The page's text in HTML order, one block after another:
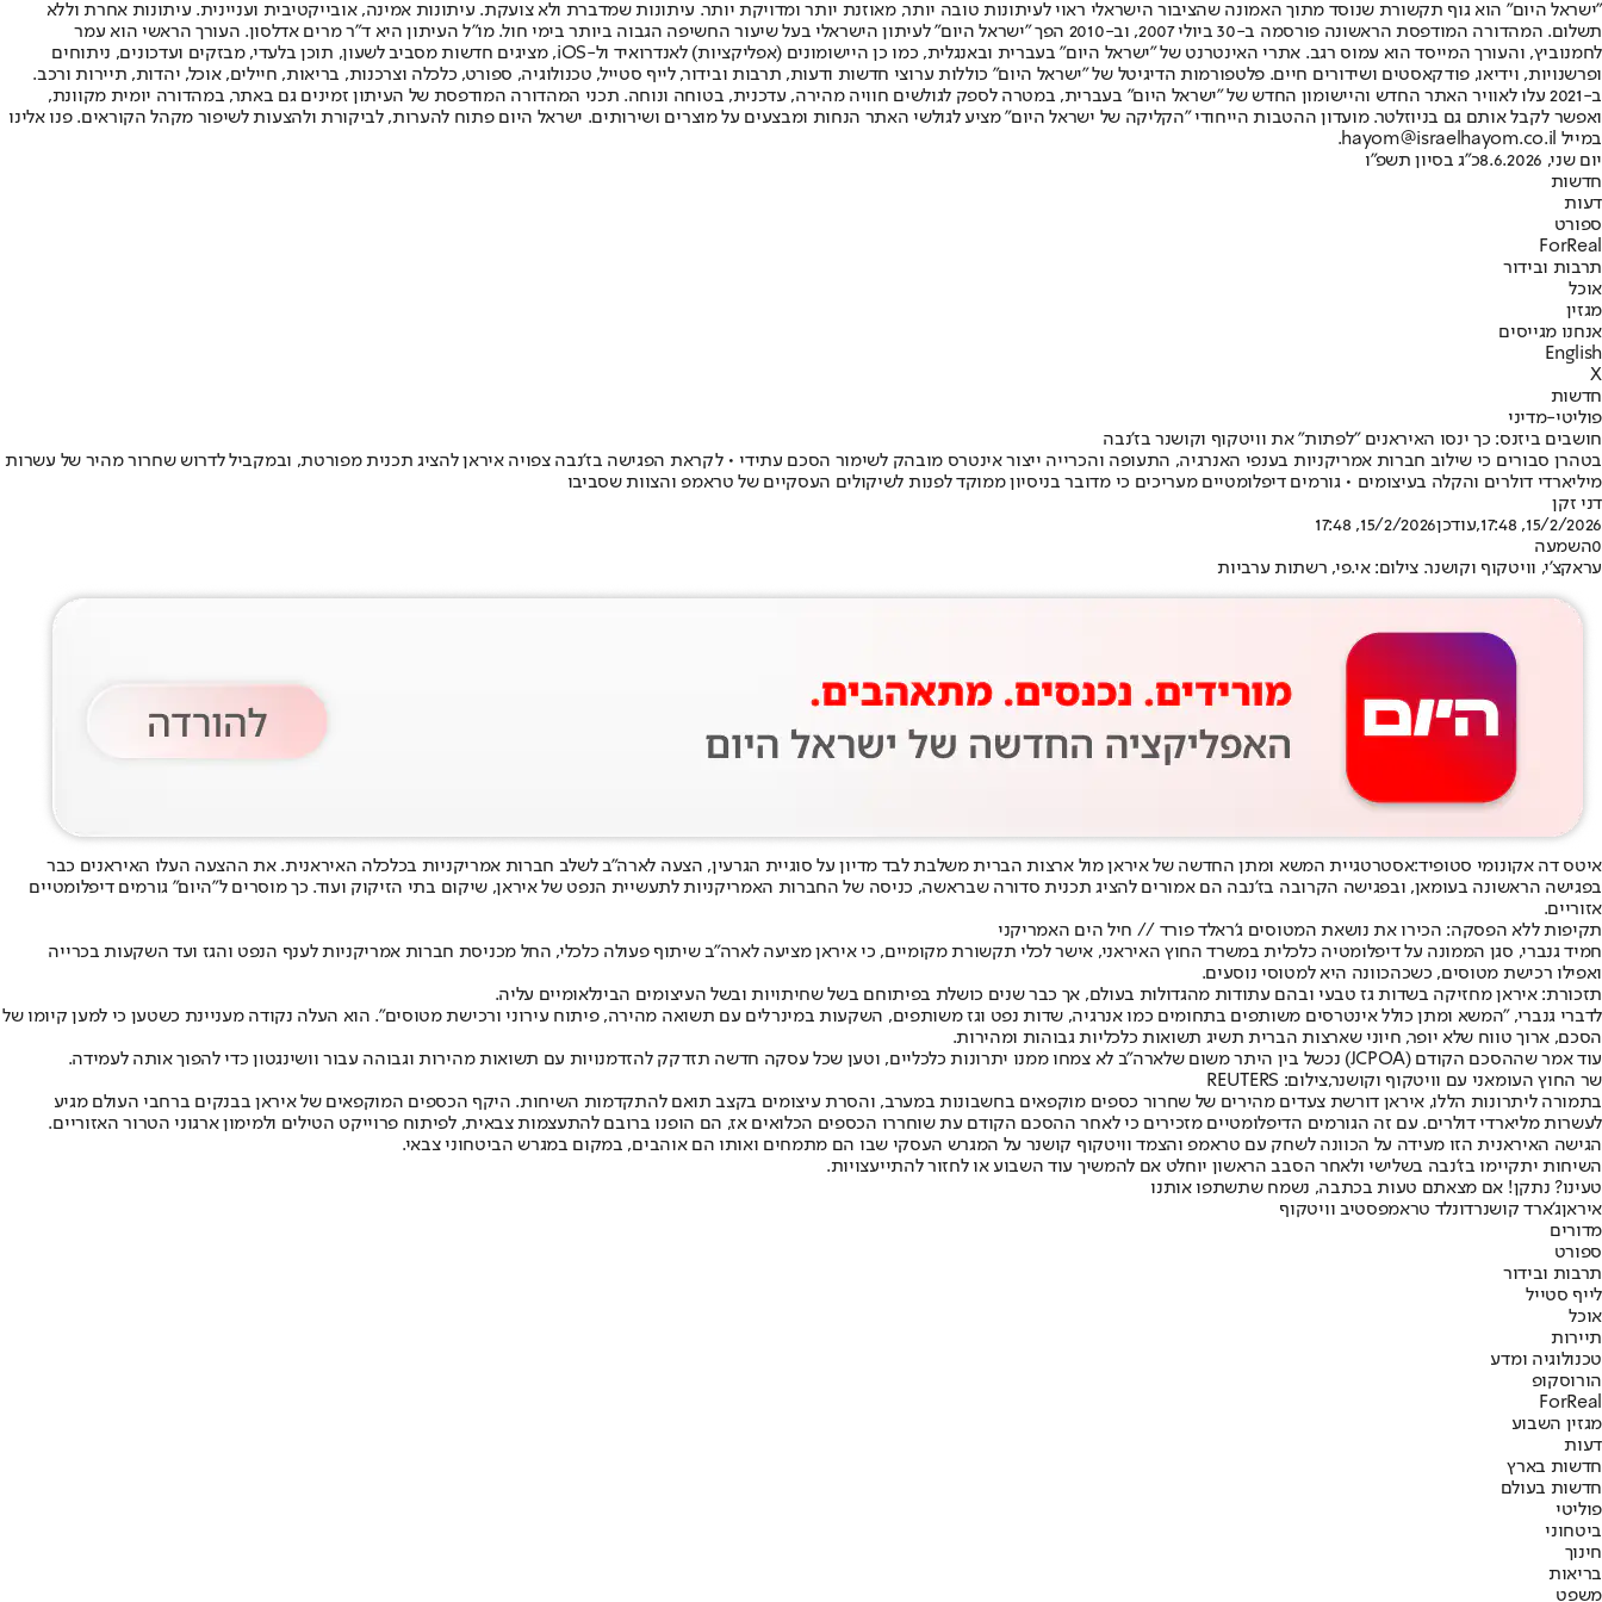
"ישראל היום" הוא גוף תקשורת שנוסד מתוך האמונה שהציבור הישראלי ראוי לעיתונות טובה יותר, מאוזנת יותר ומדויקת יותר. עיתונות שמדברת ולא צועקת. עיתונות אמינה, אובייקטיבית ועניינית. עיתונות אחרת וללא
תשלום. המהדורה המודפסת הראשונה פורסמה ב-30 ביולי 2007, וב-2010 הפך "ישראל היום" לעיתון הישראלי בעל שיעור החשיפה הגבוה ביותר בימי חול. מו"ל העיתון היא ד"ר מרים אדלסון. העורך הראשי הוא עמר
לחמנוביץ, והעורך המייסד הוא עמוס רגב. אתרי האינטרנט של "ישראל היום" בעברית ובאנגלית, כמו כן היישומונים (אפליקציות) לאנדרואיד ול-iOS, מציגים חדשות מסביב לשעון, תוכן בלעדי, מבזקים ועדכונים, ניתוחים
ופרשנויות, וידיאו, פודקאסטים ושידורים חיים. פלטפורמות הדיגיטל של "ישראל היום" כוללות ערוצי חדשות ודעות, תרבות ובידור, לייף סטייל, טכנולוגיה, ספורט, כלכלה וצרכנות, בריאות, חיילים, אוכל, יהדות, תיירות ורכב.
ב-2021 עלו לאוויר האתר החדש והיישומון החדש של "ישראל היום" בעברית, במטרה לספק לגולשים חוויה מהירה, עדכנית, בטוחה ונוחה. תכני המהדורה המודפסת של העיתון זמינים גם באתר, במהדורה יומית מקוונת,
ואפשר לקבל אותם גם בניוזלטר. מועדון ההטבות הייחודי "הקליקה של ישראל היום" מציע לגולשי האתר הנחות ומבצעים על מוצרים ושירותים. ישראל היום פתוח להערות, לביקורת ולהצעות לשיפור מקהל הקוראים. פנו אלינו
במייל hayom@israelhayom.co.il.
יום שני, 8.6.2026
כ"ג בסיון תשפ"ו
חדשות
דעות
ספורט
ForReal
תרבות ובידור
אוכל
מגזין
אנחנו מגייסים
English
X
חדשות
פוליטי-מדיני
חושבים ביזנס: כך ינסו האיראנים "לפתות" את וויטקוף וקושנר בז'נבה
בטהרן סבורים כי שילוב חברות אמריקניות בענפי האנרגיה, התעופה והכרייה ייצור אינטרס מובהק לשימור הסכם עתידי • לקראת הפגישה בז'נבה צפויה איראן להציג תכנית מפורטת, ובמקביל לדרוש שחרור מהיר של עשרות
מיליארדי דולרים והקלה בעיצומים • גורמים דיפלומטיים מעריכים כי מדובר בניסיון ממוקד לפנות לשיקולים העסקיים של טראמפ והצוות שסביבו
דני זקן
15/2/2026, 17:48
,עודכן15/2/2026, 17:48
0השמעה
עראקצ'י, וויטקוף וקושנר. צילום: אי.פי, רשתות ערביות
איטס דה אקונומי סטופיד:אסטרטגיית המשא ומתן החדשה של איראן מול ארצות הברית משלבת לבד מדיון על סוגיית הגרעין, הצעה לארה"ב לשלב חברות אמריקניות בכלכלה האיראנית. את ההצעה העלו האיראנים כבר
בפגישה הראשונה בעומאן, ובפגישה הקרובה בז'נבה הם אמורים להציג תכנית סדורה שבראשה, כניסה של החברות האמריקניות לתעשיית הנפט של איראן, שיקום בתי הזיקוק ועוד. כך מוסרים ל"היום" גורמים דיפלומטיים
אזוריים.
תקיפות ללא הפסקה: הכירו את נושאת המטוסים ג'ראלד פורד // חיל הים האמריקני
חמיד גנברי, סגן הממונה על דיפלומטיה כלכלית במשרד החוץ האיראני, אישר לכלי תקשורת מקומיים, כי איראן מציעה לארה"ב שיתוף פעולה כלכלי, החל מכניסת חברות אמריקניות לענף הנפט והגז ועד השקעות בכרייה
ואפילו רכישת מטוסים, כשכהכוונה היא למטוסי נוסעים.
תזכורת: איראן מחזיקה בשדות גז טבעי ובהם עתודות מהגדולות בעולם, אך כבר שנים כושלת בפיתוחם בשל שחיתויות ובשל העיצומים הבינלאומיים עליה.
לדברי גנברי, "המשא ומתן כולל אינטרסים משותפים בתחומים כמו אנרגיה, שדות נפט וגז משותפים, השקעות במינרלים עם תשואה מהירה, פיתוח עירוני ורכישת מטוסים". הוא העלה נקודה מעניינת כשטען כי למען קיומו של
הסכם, ארוך טווח שלא יופר, חיוני שארצות הברית תשיג תשואות כלכליות גבוהות ומהירות.
עוד אמר שההסכם הקודם (JCPOA) נכשל בין היתר משום שלארה"ב לא צמחו ממנו יתרונות כלכליים, וטען שכל עסקה חדשה תזדקק להזדמנויות עם תשואות מהירות וגבוהה עבור וושינגטון כדי להפוך אותה לעמידה.
שר החוץ העומאני עם וויטקוף וקושנר,צילום: REUTERS
בתמורה ליתרונות הללו, איראן דורשת צעדים מהירים של שחרור כספים מוקפאים בחשבונות במערב, והסרת עיצומים בקצב תואם להתקדמות השיחות. היקף הכספים המוקפאים של איראן בבנקים ברחבי העולם מגיע
לעשרות מליארדי דולרים. עם זה הגורמים הדיפלומטיים מזכירים כי לאחר ההסכם הקודם עת שוחררו הכספים הכלואים אז, הם הופנו ברובם להתעצמות צבאית, לפיתוח פרוייקט הטילים ולמימון ארגוני הטרור האזוריים.
הגישה האיראנית הזו מעידה על הכוונה לשחק עם טראמפ והצמד וויטקוף קושנר על המגרש העסקי שבו הם מתמחים ואותו הם אוהבים, במקום במגרש הביטחוני צבאי.
השיחות יתקיימו בז'נבה בשלישי ולאחר הסבב הראשון יוחלט אם להמשיך עוד השבוע או לחזור להתייעצויות.
טעינו? נתקן! אם מצאתם טעות בכתבה, נשמח שתשתפו אותנו
איראןג'ארד קושנרדונלד טראמפסטיב וויטקוף
מדורים
ספורט
תרבות ובידור
לייף סטייל
אוכל
תיירות
טכנולוגיה ומדע
הורוסקופ
ForReal
מגזין השבוע
דעות
חדשות בארץ
חדשות בעולם
פוליטי
ביטחוני
חינוך
בריאות
משפט